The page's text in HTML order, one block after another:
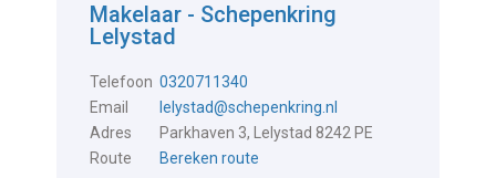
Makelaar - Schepenkring
Lelystad
Telefoon 0320711340
Email
lelystad@schepenkring.nl
Adres
Parkhaven 3, Lelystad 8242 PE
Route
Bereken route